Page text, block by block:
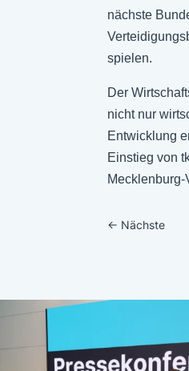
nächste
spielen.
Der
nicht nur
Entwicklung
Einstieg von
Mecklenburg-
← Nächste